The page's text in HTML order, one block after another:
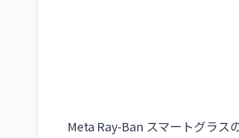
Meta Ray-Ban スマートグラ